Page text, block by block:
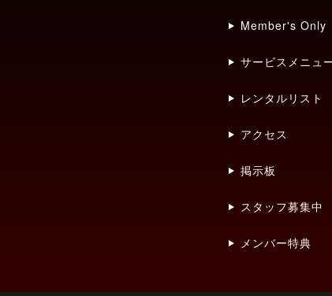
Member's Only
サービスメニュ
レンタルリスト
アクセス
掲示板
スタッフ募集中
メンバー特典